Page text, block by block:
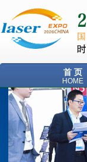
首 页
HOME